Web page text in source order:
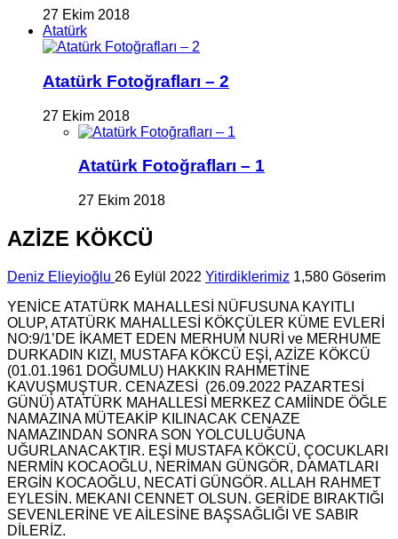
27 Ekim 2018
Atatürk
Atatürk Fotoğrafları – 2
27 Ekim 2018
Atatürk Fotoğrafları – 1
27 Ekim 2018
AZİZE KÖKCÜ
Deniz Elieyioğlu 26 Eylül 2022 Yitirdiklerimiz 1,580 Göserim
YENİCE ATATÜRK MAHALLESİ NÜFUSUNA KAYITLI
OLUP, ATATÜRK MAHALLESİ KÖKÇÜLER KÜME EVLERİ
NO:9/1’DE İKAMET EDEN MERHUM NURİ ve MERHUME
DURKADIN KIZI, MUSTAFA KÖKCÜ EŞİ, AZİZE KÖKCÜ
(01.01.1961 DOĞUMLU) HAKKIN RAHMETİNE
KAVUŞMUŞTUR. CENAZESİ (26.09.2022 PAZARTESİ
GÜNÜ) ATATÜRK MAHALLESİ MERKEZ CAMİİNDE ÖĞLE
NAMAZINA MÜTEAKİP KILINACAK CENAZE
NAMAZINDAN SONRA SON YOLCULUĞUNA
UĞURLANACAKTIR. EŞİ MUSTAFA KÖKCÜ, ÇOCUKLARI
NERMİN KOCAOĞLU, NERİMAN GÜNGÖR, DAMATLARI
ERGİN KOCAOĞLU, NECATİ GÜNGÖR. ALLAH RAHMET
EYLESİN. MEKANI CENNET OLSUN. GERİDE BIRAKTIĞI
SEVENLERİNE VE AİLESİNE BAŞSAĞLIĞI VE SABIR
DİLERİZ.